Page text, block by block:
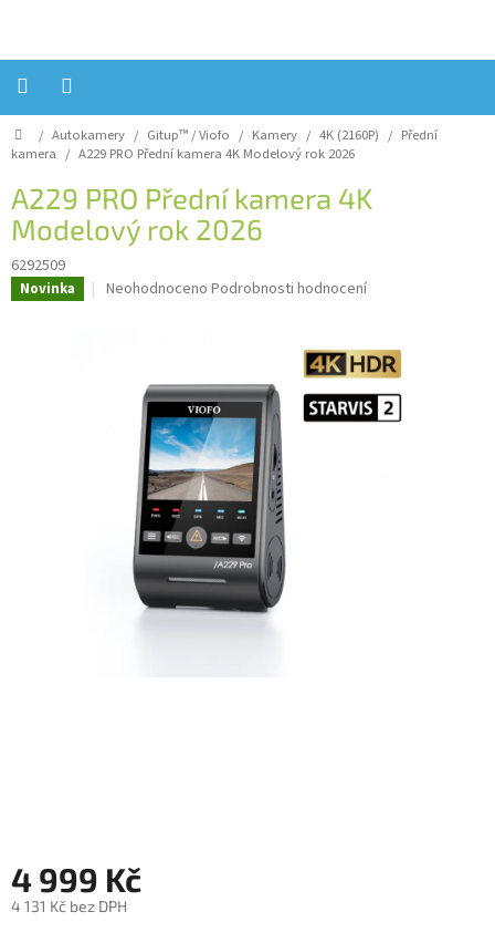
Úvod
Obchodní
podmínky
Návody,
FIRMWARE
vybavení
Domů
/ Autokamery / Gitup™ / Viofo / Kamery / 4K (2160P) / Přední
kamera / A229 PRO Přední kamera 4K Modelový rok 2026
A229 PRO Přední kamera 4K
Modelový rok 2026
6292509
Novinka
Průměrné
hvězdiček.
Neohodnoceno Podrobnosti hodnocení
4 999 Kč
4 131 Kč bez DPH